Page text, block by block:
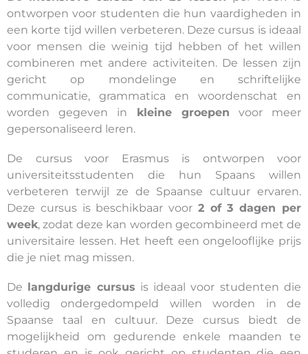
ontworpen voor studenten die hun vaardigheden in
een korte tijd willen verbeteren. Deze cursus is ideaal
voor mensen die weinig tijd hebben of het willen
combineren met andere activiteiten. De lessen zijn
gericht op mondelinge en schriftelijke
communicatie, grammatica en woordenschat en
worden gegeven in kleine groepen voor meer
gepersonaliseerd leren.
De cursus voor Erasmus is ontworpen voor
universiteitsstudenten die hun Spaans willen
verbeteren terwijl ze de Spaanse cultuur ervaren.
Deze cursus is beschikbaar voor 2 of 3 dagen per
week, zodat deze kan worden gecombineerd met de
universitaire lessen. Het heeft een ongelooflijke prijs
die je niet mag missen.
De langdurige cursus is ideaal voor studenten die
volledig ondergedompeld willen worden in de
Spaanse taal en cultuur. Deze cursus biedt de
mogelijkheid om gedurende enkele maanden te